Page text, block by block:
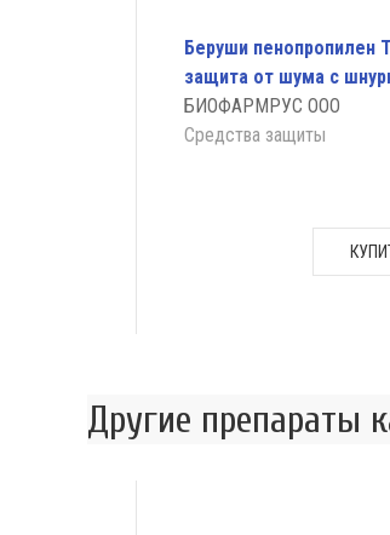
Беруши пенопропилен
защита от шума с
БИОФАРМРУС ООО
Средства защиты
Другие препараты